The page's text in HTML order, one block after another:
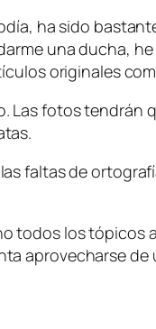
ha sido
una ducha,
originales
Las fotos tendrán
faltas de
todos los tópicos
aprovecharse de